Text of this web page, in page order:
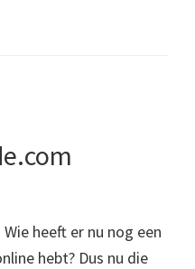
heeft er nu nog een
hebt? Dus nu die